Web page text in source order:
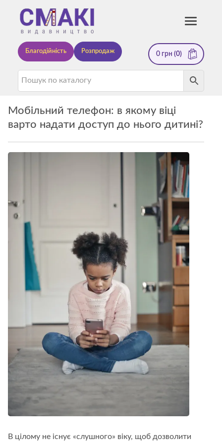
—
видавництво
Toggle
Благодійність Розпродаж 0 грн (0)
Мобільний телефон: в якому віці
варто надати доступ до нього дитині?
В цілому не існує «слушного» віку, щоб дозволити